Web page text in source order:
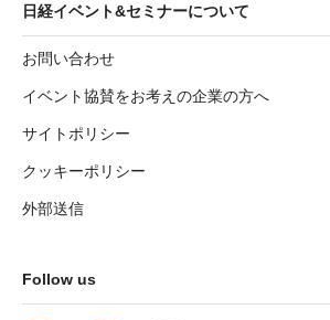
日経イベント&セミナーについて
お問い合わせ
イベント協賛をお考えの企業の方へ
サイトポリシー
クッキーポリシー
外部送信
Follow us